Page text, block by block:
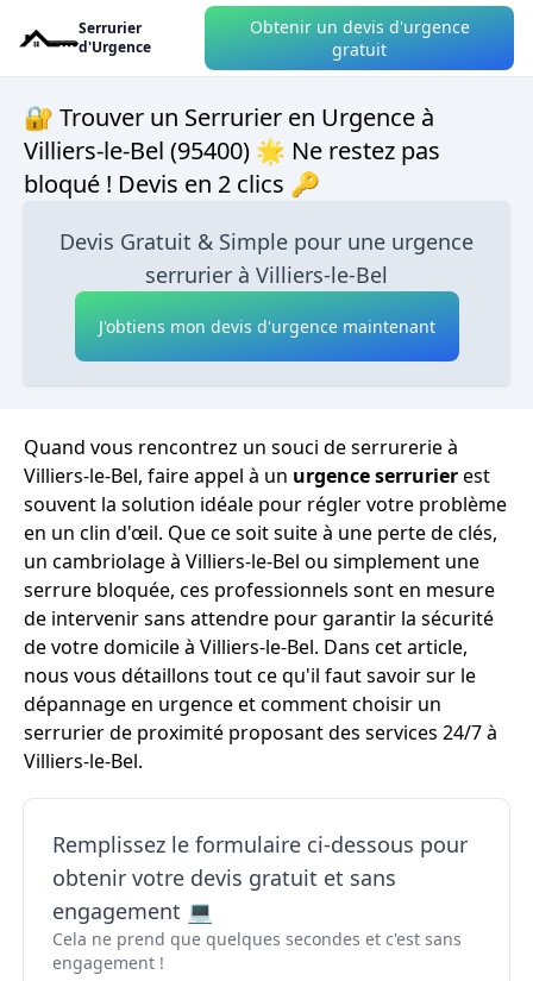
Serrurier
d'Urgence
Obtenir un devis d'urgence
gratuit
🔐 Trouver un Serrurier en Urgence à
Villiers-le-Bel (95400) 🌟 Ne restez pas
bloqué ! Devis en 2 clics 🔑
Devis Gratuit & Simple pour une urgence
serrurier à Villiers-le-Bel
J'obtiens mon devis d'urgence maintenant
Quand vous rencontrez un souci de serrurerie à
Villiers-le-Bel, faire appel à un urgence serrurierest
souvent la solution idéale pour régler votre problème
en un clin d'œil. Que ce soit suite à une perte de clés,
un cambriolage à Villiers-le-Bel ou simplement une
serrure bloquée, ces professionnels sont en mesure
de intervenir sans attendre pour garantir la sécurité
de votre domicile à Villiers-le-Bel. Dans cet article,
nous vous détaillons tout ce qu'il faut savoir sur le
dépannage en urgence et comment choisir un
serrurier de proximité proposant des services 24/7 à
Villiers-le-Bel.
Remplissez le formulaire ci-dessous pour
obtenir votre devis gratuit et sans
engagement 💻
Cela ne prend que quelques secondes et c'est sans
engagement !